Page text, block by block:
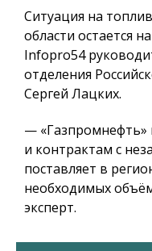
Ситуация на
области остается
Infopro54
отделения
Сергей Лацких.
—
и контрактам с
поставляет в
необходимых
эксперт.